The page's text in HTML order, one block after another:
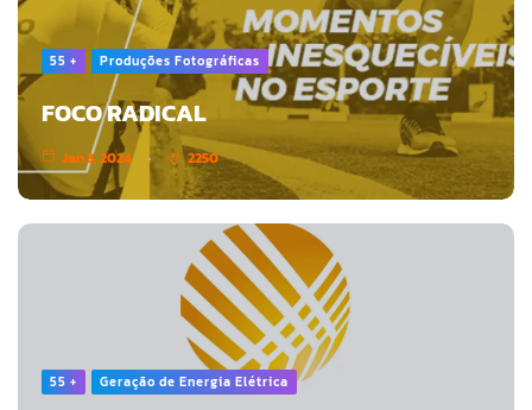
55 + Produções Fotográficas
FOCO RADICAL
Jan 3, 2024 2250
55 + Geração de Energia Elétrica